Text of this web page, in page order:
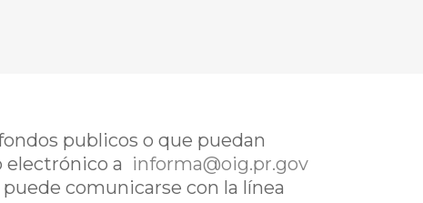
publicos o que puedan
electrónico a informa@oig.pr.gov
comunicarse con la línea